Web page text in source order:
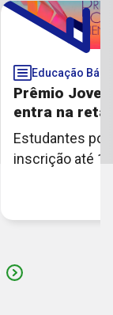
Educação
Prêmio
entra na reta
Estudantes
inscrição até